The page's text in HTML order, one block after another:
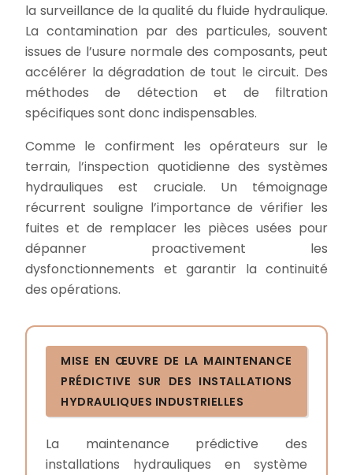
la surveillance de la qualité du fluide hydraulique.
La contamination par des particules, souvent
issues de l’usure normale des composants, peut
accélérer la dégradation de tout le circuit. Des
méthodes de détection et de filtration
spécifiques sont donc indispensables.
Comme le confirment les opérateurs sur le
terrain, l’inspection quotidienne des systèmes
hydrauliques est cruciale. Un témoignage
récurrent souligne l’importance de vérifier les
fuites et de remplacer les pièces usées pour
dépanner proactivement les
dysfonctionnements et garantir la continuité
des opérations.
MISE EN ŒUVRE DE LA MAINTENANCE
PRÉDICTIVE SUR DES INSTALLATIONS
HYDRAULIQUES INDUSTRIELLES
La maintenance prédictive des
installations hydrauliques en système